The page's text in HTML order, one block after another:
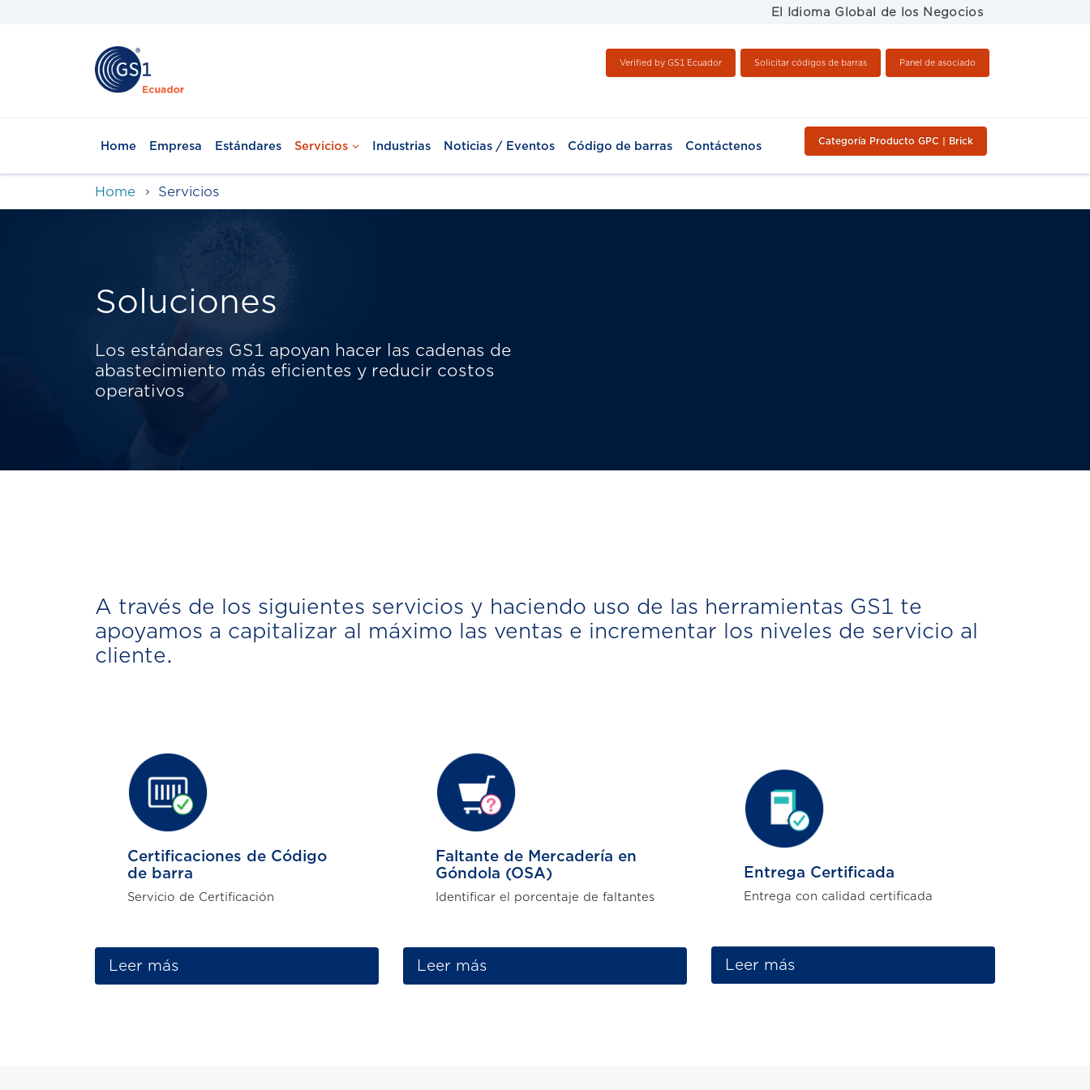
El Idioma Global de los Negocios
Verified by GS1 Ecuador Solicitar códigos de barras Panel de asociado
Home Empresa Estándares Servicios Industrias Noticias / Eventos Código de barras Contáctenos Categoría Producto GPC | Brick
Home Servicios
Soluciones
Los estándares GS1 apoyan hacer las cadenas de
abastecimiento más eficientes y reducir costos
operativos
A través de los siguientes servicios y haciendo uso de las herramientas GS1 te
apoyamos a capitalizar al máximo las ventas e incrementar los niveles de servicio al
cliente.
Certificaciones de Código
de barra
Servicio de Certificación
Leer más
Faltante de Mercadería en
Góndola (OSA)
Identificar el porcentaje de faltantes
Leer más
Entrega Certificada
Entrega con calidad certificada
Leer más